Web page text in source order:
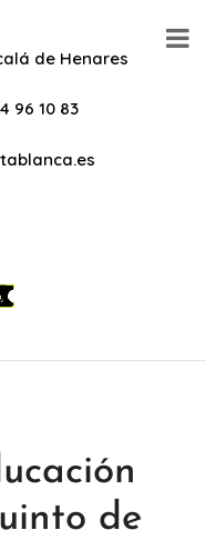
de Henares
96 10 83
de